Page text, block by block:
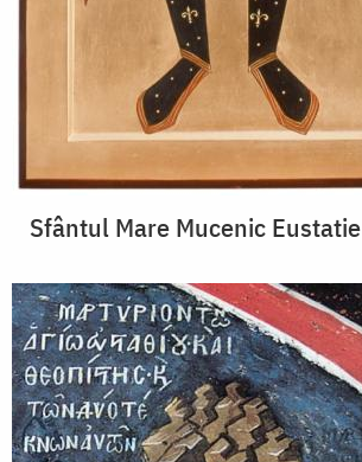
Sfântul Mare Mucenic Eustatie